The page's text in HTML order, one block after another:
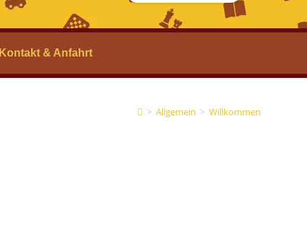
Kontakt & Anfahrt
> Allgemein > Willkommen